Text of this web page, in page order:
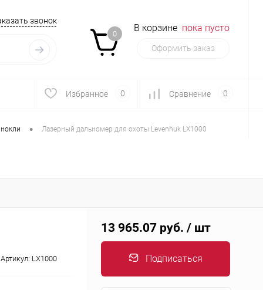
звонок
0
В корзине пока пусто
Оформить заказ
Избранное 0 Сравнение 0
• Лазерный дальномер для охоты Levenhuk LX1000
Артикул: LX1000
13 965.07 руб. / шт
Подписаться